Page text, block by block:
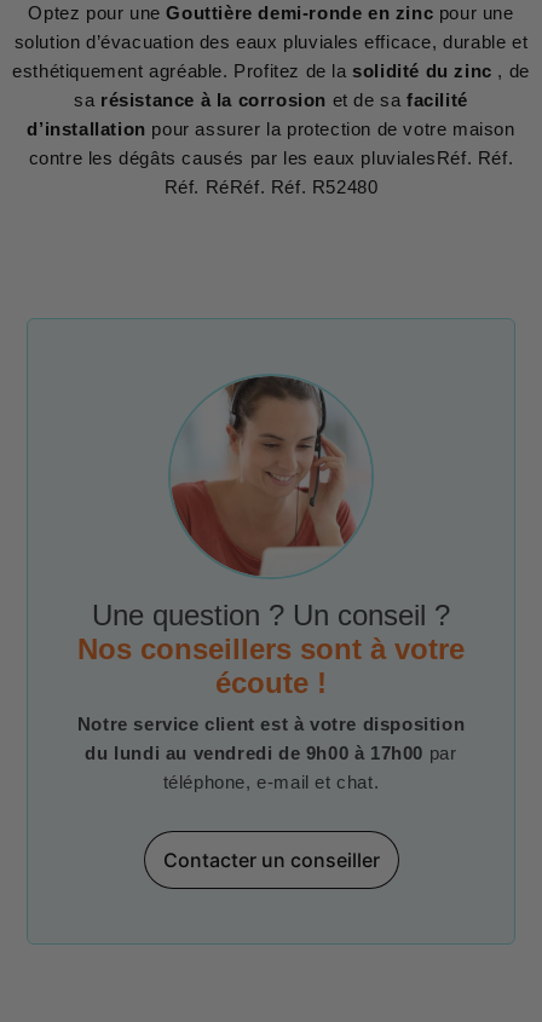
Optez pour uneGouttière demi-ronde en zinc pour une
solution d’évacuation des eaux pluviales efficace, durable et
esthétiquement agréable. Profitez de la solidité du zinc , de
sa résistance à la corrosion et de sa facilité
d’installation pour assurer la protection de votre maison
contre les dégâts causés par les eaux pluvialesRéf. Réf.
Réf. RéRéf. Réf. R52480
Une question ? Un conseil ?
Nos conseillers sont à votre
écoute !
Notre service client est à votre disposition
du lundi au vendredi de 9h00 à 17h00 par
téléphone, e-mail et chat.
Contacter un conseiller